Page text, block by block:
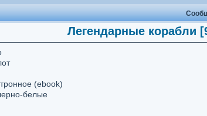
Легендарные корабли
(ebook)
белые